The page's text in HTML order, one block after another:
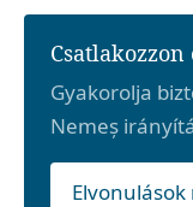
Gyakorolja
Nemeș